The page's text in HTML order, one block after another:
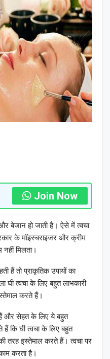
Join Now
बेजान हो जाती है। ऐसे में त्वचा
के मॉइस्चराइजर और क्रीम
मिलता।
हैं तो प्राकृतिक उपायों का
घी त्वचा के लिए बहुत लाभकारी
करते हैं।
हैं और सेहत के लिए ये बहुत
कि घी त्वचा के लिए बहुत
तरह इस्तेमाल करते हैं। त्वचा पर
करता है।